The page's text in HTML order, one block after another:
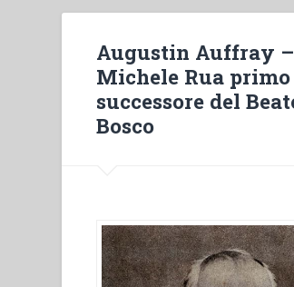
Augustin Auffray –
Michele Rua primo
successore del
Bosco